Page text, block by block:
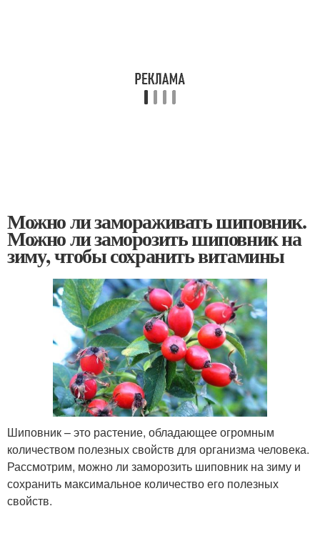
Можно ли замораживать шиповник.
Можно ли заморозить шиповник на
зиму, чтобы сохранить витамины
Шиповник – это растение, обладающее огромным
количеством полезных свойств для организма человека.
Рассмотрим, можно ли заморозить шиповник на зиму и
сохранить максимальное количество его полезных
свойств.